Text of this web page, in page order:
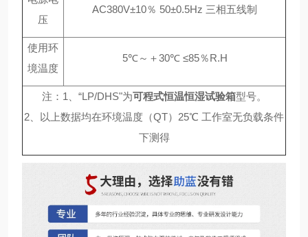
压
AC380V±10％ 50±0.5Hz 三相五线制
使用环
境温度
5℃～＋30℃ ≤85％R.H
注：1、“LP/DHS"为可程式恒温恒湿试验箱型号。
2、以上数据均在环境温度（QT）25℃ 工作室无负载条件
下测得